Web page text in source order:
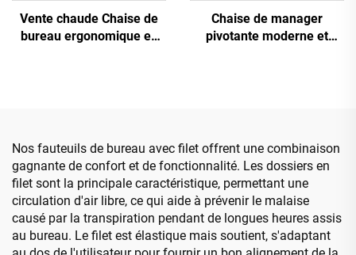
Vente chaude Chaise de
bureau ergonomique en
Chaise de manager
pivotante moderne et
Nos fauteuils de bureau avec filet offrent une combinaison
gagnante de confort et de fonctionnalité. Les dossiers en
filet sont la principale caractéristique, permettant une
circulation d'air libre, ce qui aide à prévenir le malaise
causé par la transpiration pendant de longues heures assis
au bureau. Le filet est élastique mais soutient, s'adaptant